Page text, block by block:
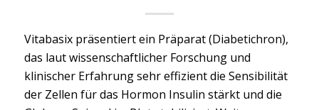
Vitabasix präsentiert ein Präparat (Diabetichron),
das laut wissenschaftlicher Forschung und
klinischer Erfahrung sehr effizient die Sensibilität
der Zellen für das Hormon Insulin stärkt und die